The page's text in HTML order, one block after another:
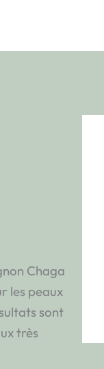
Chaga
les peaux
sont
très